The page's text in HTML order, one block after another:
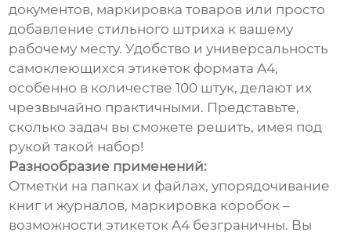
документов, маркировка товаров или просто
добавление стильного штриха к вашему
рабочему месту. Удобство и универсальность
самоклеющихся этикеток формата A4,
особенно в количестве 100 штук, делают их
чрезвычайно практичными. Представьте,
сколько задач вы сможете решить, имея под
рукой такой набор!
Разнообразие применений:
Отметки на папках и файлах, упорядочивание
книг и журналов, маркировка коробок –
возможности этикеток A4 безграничны. Вы